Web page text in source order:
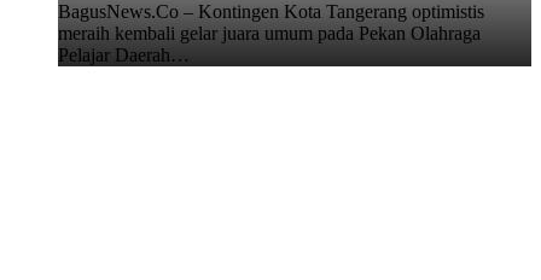
BagusNews.Co – Kontingen Kota Tangerang optimistis
meraih kembali gelar juara umum pada Pekan Olahraga
Pelajar Daerah…